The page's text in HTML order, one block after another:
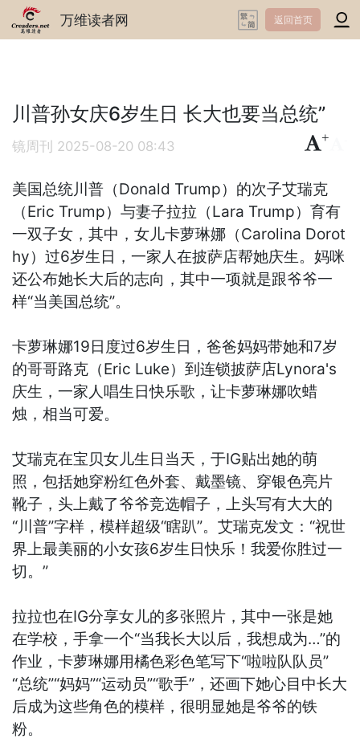
万维读者网 返回首页
川普孙女庆6岁生日 长大也要当总统”
镜周刊 2025-08-20 08:43
+
美国总统川普（Donald Trump）的次子艾瑞克
（Eric Trump）与妻子拉拉（Lara Trump）育有
一双子女，其中，女儿卡萝琳娜（Carolina Dorot
hy）过6岁生日，一家人在披萨店帮她庆生。妈咪
还公布她长大后的志向，其中一项就是跟爷爷一
样“当美国总统”。
卡萝琳娜19日度过6岁生日，爸爸妈妈带她和7岁
的哥哥路克（Eric Luke）到连锁披萨店Lynora's
庆生，一家人唱生日快乐歌，让卡萝琳娜吹蜡
烛，相当可爱。
艾瑞克在宝贝女儿生日当天，于IG贴出她的萌
照，包括她穿粉红色外套、戴墨镜、穿银色亮片
靴子，头上戴了爷爷竞选帽子，上头写有大大的
“川普”字样，模样超级“瞎趴”。艾瑞克发文：“祝世
界上最美丽的小女孩6岁生日快乐！我爱你胜过一
切。”
拉拉也在IG分享女儿的多张照片，其中一张是她
在学校，手拿一个“当我长大以后，我想成为…”的
作业，卡萝琳娜用橘色彩色笔写下“啦啦队队员”
“总统”“妈妈”“运动员”“歌手”，还画下她心目中长大
后成为这些角色的模样，很明显她是爷爷的铁
粉。